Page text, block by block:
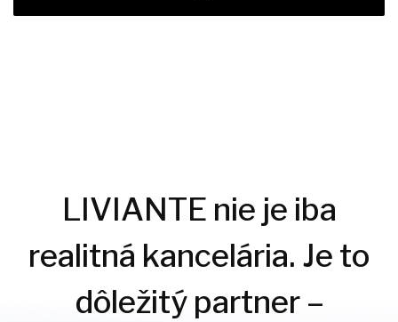
LIVIANTE nie je iba
realitná kancelária. Je to
dôležitý partner –